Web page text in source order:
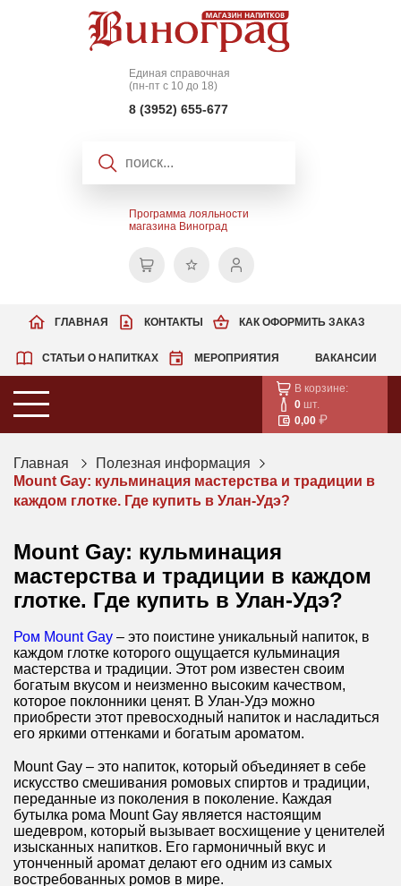
Единая справочная
(пн-пт с 10 до 18)
8 (3952) 655-677
Программа лояльности
магазина Виноград
КАК ОФОРМИТЬ ЗАКАЗ
СТАТЬИ О НАПИТКАХ МЕРОПРИЯТИЯ ВАКАНСИИ
ГЛАВНАЯ КОНТАКТЫ
В корзине:
0 шт.
0,00
Главная
Полезная информация
Mount Gay: кульминация мастерства и традиции в
каждом глотке. Где купить в Улан-Удэ?
Mount Gay: кульминация
мастерства и традиции в каждом
глотке. Где купить в Улан-Удэ?
Ром Mount Gay – это поистине уникальный напиток, в
каждом глотке которого ощущается кульминация
мастерства и традиции. Этот ром известен своим
богатым вкусом и неизменно высоким качеством,
которое поклонники ценят. В Улан-Удэ можно
приобрести этот превосходный напиток и насладиться
его яркими оттенками и богатым ароматом.
Mount Gay – это напиток, который объединяет в себе
искусство смешивания ромовых спиртов и традиции,
переданные из поколения в поколение. Каждая
бутылка рома Mount Gay является настоящим
шедевром, который вызывает восхищение у ценителей
изысканных напитков. Его гармоничный вкус и
утонченный аромат делают его одним из самых
востребованных ромов в мире.